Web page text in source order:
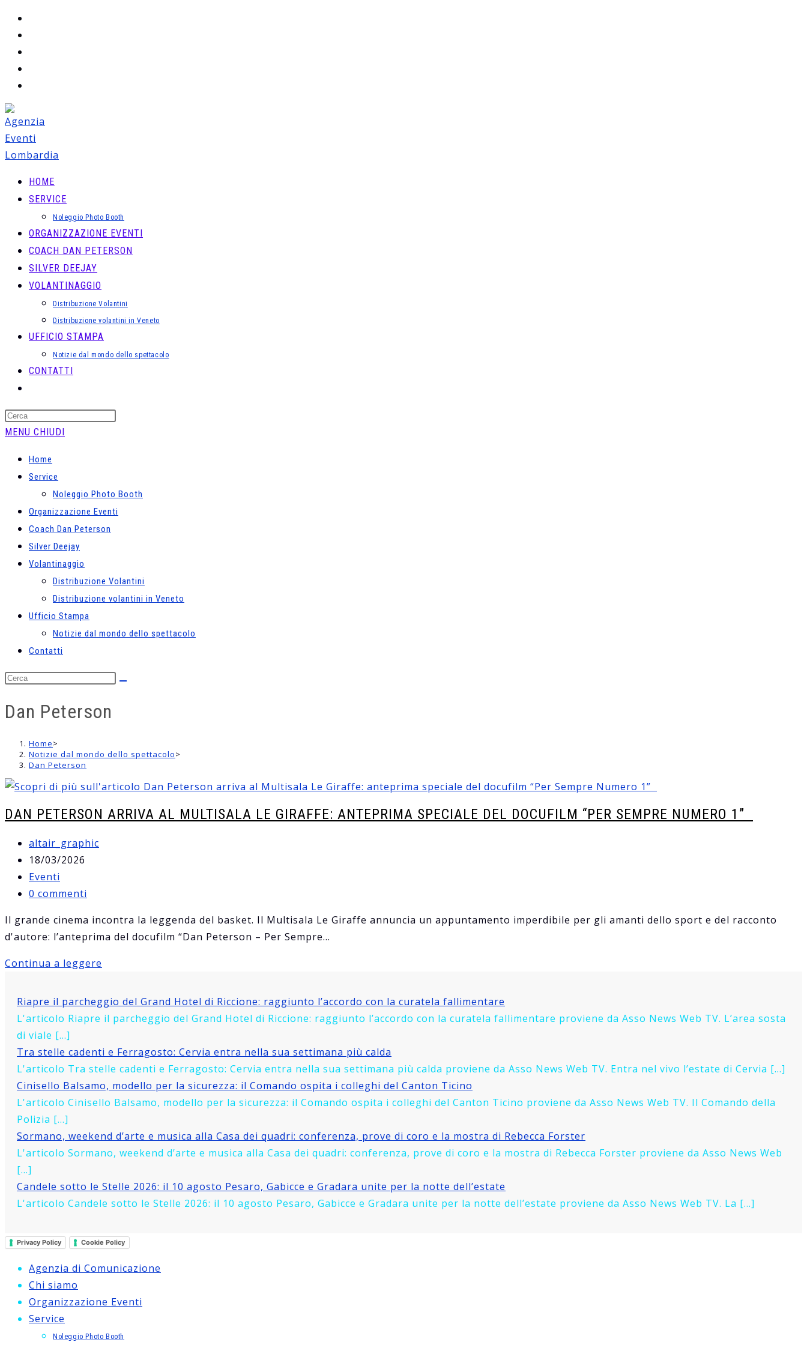
Salta
contenuto
HOME
SERVICE
Noleggio Photo Booth
ORGANIZZAZIONE EVENTI
COACH DAN PETERSON
SILVER DEEJAY
VOLANTINAGGIO
Distribuzione Volantini
Distribuzione volantini in Veneto
UFFICIO STAMPA
Notizie dal mondo dello spettacolo
CONTATTI
RICERCA
SUL
SITO
WEB
Press
search
panel.
MENU CHIUDI
Home
Service
Noleggio Photo Booth
Organizzazione Eventi
Coach Dan Peterson
Silver Deejay
Volantinaggio
Distribuzione Volantini
Distribuzione volantini in Veneto
Ufficio Stampa
Notizie dal mondo dello spettacolo
Contatti
Cerca
sito
Dan Peterson
Home>
Notizie dal mondo dello spettacolo>
Dan Peterson
DAN PETERSON ARRIVA AL MULTISALA LE GIRAFFE: ANTEPRIMA SPECIALE DEL DOCUFILM “PER SEMPRE NUMERO 1”
Autore
dell'articolo:
altair_graphic
Articolo
pubblicato:
18/03/2026
Categoria
dell'articolo:
Eventi
Commenti
0 commenti
Il grande cinema incontra la leggenda del basket. Il Multisala Le Giraffe annuncia un appuntamento imperdibile per gli amanti dello sport e del racconto
d'autore: l’anteprima del docufilm “Dan Peterson – Per Sempre…
Continua a leggere
arriva
al
Le
Giraffe:
anteprima
speciale
docufilm
Numero
Riapre il parcheggio del Grand Hotel di Riccione: raggiunto l’accordo con la curatela fallimentare
L'articolo Riapre il parcheggio del Grand Hotel di Riccione: raggiunto l’accordo con la curatela fallimentare proviene da Asso News Web TV. L’area sosta
di viale […]
Tra stelle cadenti e Ferragosto: Cervia entra nella sua settimana più calda
L'articolo Tra stelle cadenti e Ferragosto: Cervia entra nella sua settimana più calda proviene da Asso News Web TV. Entra nel vivo l’estate di Cervia […]
Cinisello Balsamo, modello per la sicurezza: il Comando ospita i colleghi del Canton Ticino
L'articolo Cinisello Balsamo, modello per la sicurezza: il Comando ospita i colleghi del Canton Ticino proviene da Asso News Web TV. Il Comando della
Polizia […]
Sormano, weekend d’arte e musica alla Casa dei quadri: conferenza, prove di coro e la mostra di Rebecca Forster
L'articolo Sormano, weekend d’arte e musica alla Casa dei quadri: conferenza, prove di coro e la mostra di Rebecca Forster proviene da Asso News Web
[…]
Candele sotto le Stelle 2026: il 10 agosto Pesaro, Gabicce e Gradara unite per la notte dell’estate
L'articolo Candele sotto le Stelle 2026: il 10 agosto Pesaro, Gabicce e Gradara unite per la notte dell’estate proviene da Asso News Web TV. La […]
Privacy Policy Cookie Policy
Agenzia di Comunicazione
Chi siamo
Organizzazione Eventi
Service
Noleggio Photo Booth